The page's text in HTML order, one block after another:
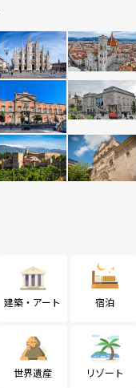
建築・アート 宿泊
世界遺産 リゾート